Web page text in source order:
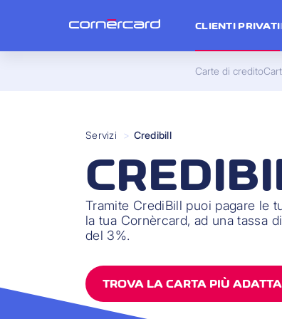
Servizi > Credibill
Tramite CrediBill puoi pagare le
la tua Cornèrcard, ad una tassa
del 3%.
TROVA LA CARTA PIÙ ADATTA
CLIENTI PRIVATI
Carte di credito